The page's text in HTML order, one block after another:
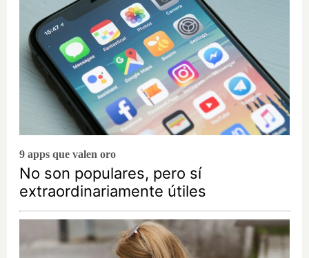
9 apps que valen oro
No son populares, pero sí
extraordinariamente útiles